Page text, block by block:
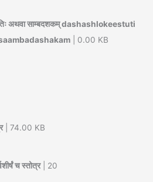
अथवा साम्बदशकम् dashashlokeestuti
| 0.00 KB
| 74.00 KB
च स्तोत्र| 20